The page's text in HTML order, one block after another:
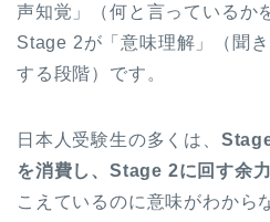
声知覚」（何と言っているか
Stage 2が「意味理解」（聞
する段階）です。
日本人受験生の多くは、
を消費し、Stage 2に回す余
こえているのに意味がわから